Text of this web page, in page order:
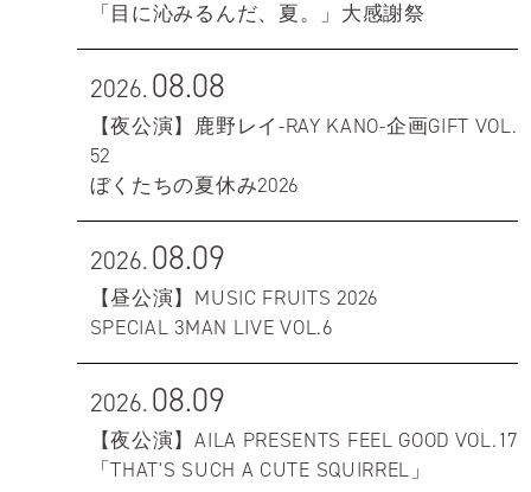
「目に沁みるんだ、夏。」大感謝祭
2026.08.08
【夜公演】鹿野レイ-RAY KANO-企画GIFT VOL.
52
ぼくたちの夏休み2026
2026.08.09
【昼公演】MUSIC FRUITS 2026
SPECIAL 3MAN LIVE VOL.6
2026.08.09
【夜公演】AILA PRESENTS FEEL GOOD VOL.17
「THAT'S SUCH A CUTE SQUIRREL」